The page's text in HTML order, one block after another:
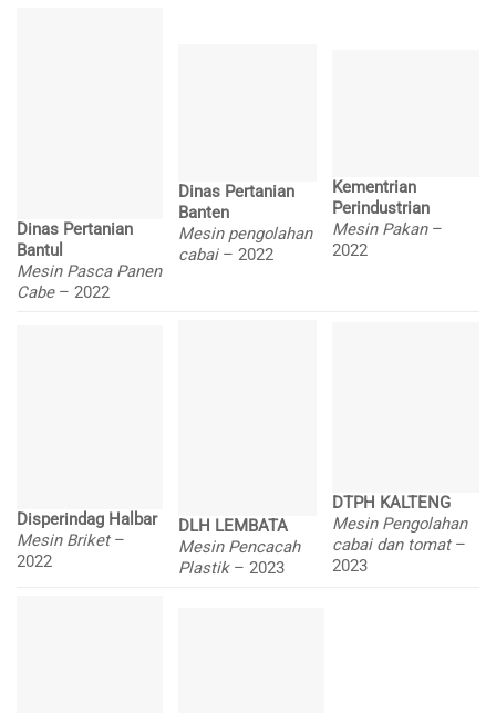
Dinas Pertanian
Bantul
Mesin Pasca Panen
Cabe – 2022
Dinas Pertanian
Banten
Mesin pengolahan
cabai – 2022
Kementrian
Perindustrian
Mesin Pakan –
2022
Disperindag Halbar
Mesin Briket –
2022
DLH LEMBATA
Mesin Pencacah
Plastik – 2023
DTPH KALTENG
Mesin Pengolahan
cabai dan tomat –
2023